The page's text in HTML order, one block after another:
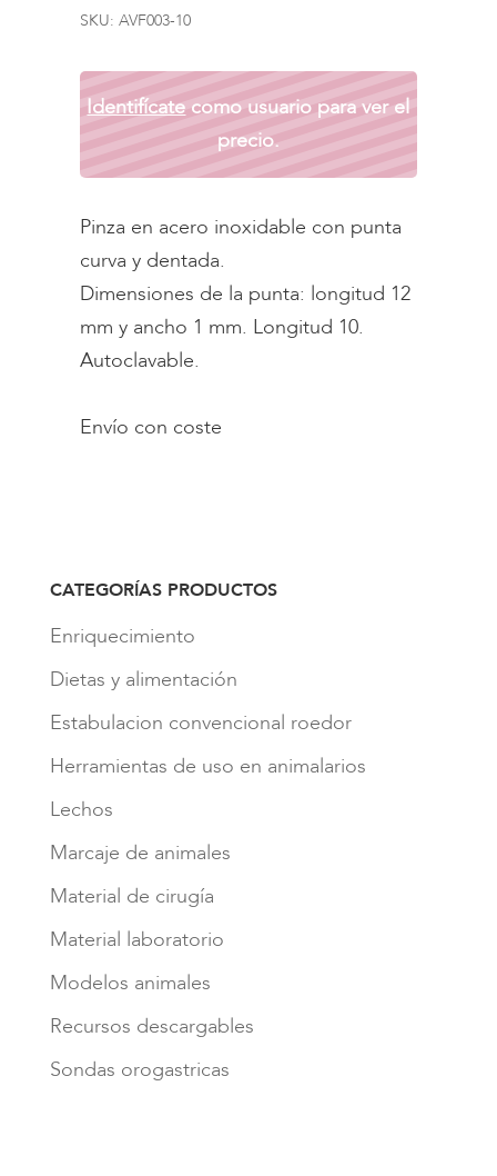
SKU: AVF003-10
Identifícate como usuario para ver el
precio.
Pinza en acero inoxidable con punta
curva y dentada.
Dimensiones de la punta: longitud 12
mm y ancho 1 mm. Longitud 10.
Autoclavable.
Envío con coste
CATEGORÍAS PRODUCTOS
Enriquecimiento
Dietas y alimentación
Estabulacion convencional roedor
Herramientas de uso en animalarios
Lechos
Marcaje de animales
Material de cirugía
Material laboratorio
Modelos animales
Recursos descargables
Sondas orogastricas